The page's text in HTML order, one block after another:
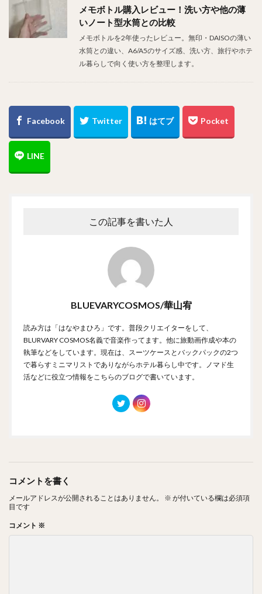
メモボトル購入レビュー！洗い方や他の薄
いノート型水筒との比較
メモボトルを2年使ったレビュー。無印・DAISOの薄い
水筒との違い、A6/A5のサイズ感、洗い方、旅行やホテ
ル暮らしで向く使い方を整理します。
この記事を書いた人
BLUEVARYCOSMOS/華山宥
読み方は「はなやまひろ」です。普段クリエイターをして、
BLURVARY COSMOS名義で音楽作ってます。他に旅動画作成や本の
執筆などをしています。現在は、スーツケースとバックパックの2つ
で暮らすミニマリストでありながらホテル暮らし中です。ノマド生
活などに役立つ情報をこちらのブログで書いています。
コメントを書く
メールアドレスが公開されることはありません。 ※ が付いている欄は必須項
目です
コメント ※